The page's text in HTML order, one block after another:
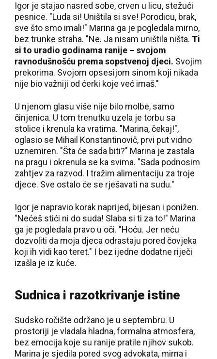
Igor je stajao nasred sobe, crven u licu, stežući
pesnice. "Luda si! Uništila si sve! Porodicu, brak,
sve što smo imali!" Marina ga je pogledala mirno,
bez trunke straha. "Ne. Ja nisam uništila ništa. Ti
si to uradio godinama ranije – svojom
ravnodušnošću prema sopstvenoj djeci. Svojim
prekorima. Svojom opsesijom sinom koji nikada
nije bio važniji od ćerki koje već imaš."
U njenom glasu više nije bilo molbe, samo
činjenica. U tom trenutku uzela je torbu sa
stolice i krenula ka vratima. "Marina, čekaj!",
oglasio se Mihail Konstantinovič, prvi put vidno
uznemiren. "Šta će sada biti?" Marina je zastala
na pragu i okrenula se ka svima. "Sada podnosim
zahtjev za razvod. I tražim alimentaciju za troje
djece. Sve ostalo će se rješavati na sudu."
Igor je napravio korak naprijed, bijesan i ponižen.
"Nećeš stići ni do suda! Slaba si ti za to!" Marina
ga je pogledala pravo u oči. "Hoću. Jer neću
dozvoliti da moja djeca odrastaju pored čovjeka
koji ih vidi kao teret." I bez ijedne dodatne riječi
izašla je iz kuće.
Sudnica i razotkrivanje istine
Sudsko ročište održano je u septembru. U
prostoriji je vladala hladna, formalna atmosfera,
bez emocija koje su ranije pratile njihov sukob.
Marina je sjedila pored svog advokata, mirna i